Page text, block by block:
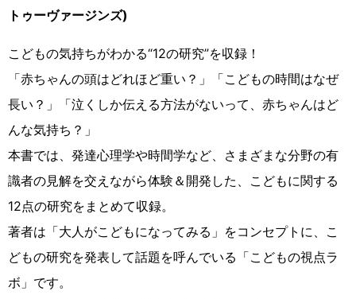
トゥーヴァージンズ)
こどもの気持ちがわかる“12の研究”を収録！
「赤ちゃんの頭はどれほど重い？」「こどもの時間はなぜ
長い？」「泣くしか伝える方法がないって、赤ちゃんはど
んな気持ち？」
本書では、発達心理学や時間学など、さまざまな分野の有
識者の見解を交えながら体験＆開発した、こどもに関する
12点の研究をまとめて収録。
著者は「大人がこどもになってみる」をコンセプトに、こ
どもの研究を発表して話題を呼んでいる「こどもの視点ラ
ボ」です。